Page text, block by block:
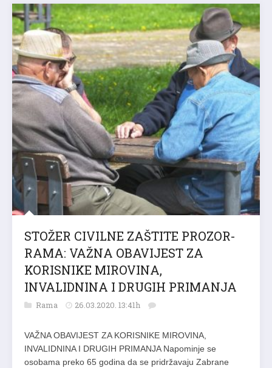
STOŽER CIVILNE ZAŠTITE PROZOR-
RAMA: VAŽNA OBAVIJEST ZA
KORISNIKE MIROVINA,
INVALIDNINA I DRUGIH PRIMANJA
Rama 26.03.2020. 13:41h
VAŽNA OBAVIJEST ZA KORISNIKE MIROVINA,
INVALIDNINA I DRUGIH PRIMANJA Napominje se
osobama preko 65 godina da se pridržavaju Zabrane